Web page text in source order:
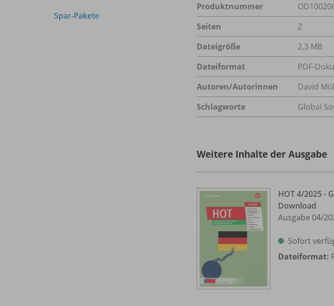
Spar-Pakete
Produktnummer
Seiten
2
Dateigröße
2,3 MB
Dateiformat
PDF-
Autoren/Autorinnen
David
Schlagworte
Global
Weitere Inhalte der Ausgabe
HOT 4/2025 -
Download
Ausgabe 04/
Sofort
Dateiformat: